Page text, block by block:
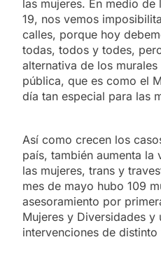
las mujeres. En medio
19, nos vemos
calles, porque hoy
todas, todos y todes,
alternativa de los
pública, que es como el
día tan especial para las
Así como crecen los
país, también aumenta la
las mujeres, trans y
mes de mayo hubo 109
asesoramiento por
Mujeres y Diversidades y
intervenciones de distinto